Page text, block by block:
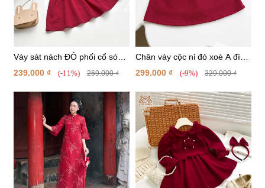
Váy sát nách ĐỎ phối cổ sóng
be viền
239.000 ₫ (-11%) 269.000 ₫
Chân váy cộc nỉ đỏ xoè A đính
nơ NỮ
299.000 ₫ (-9%) 329.000 ₫